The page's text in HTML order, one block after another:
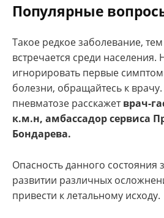
Популярные
Такое редкое заболевание,
встречается среди населения.
игнорировать первые
болезни, обращайтесь к
пневматозе расскажетврач-
к.м.н, амбассадорсервиса
Бондарева.
Опасность данного состояния
развитии различных
привести к летальному исходу.